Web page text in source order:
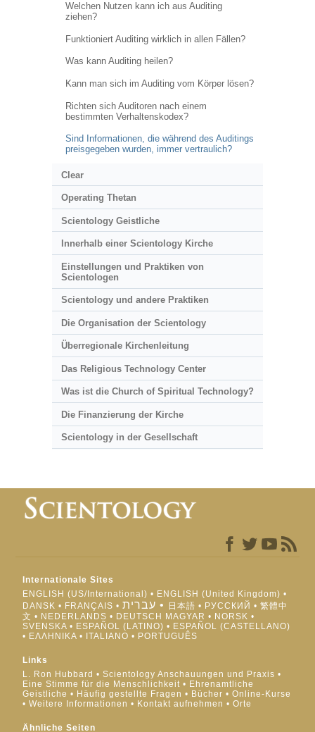
Welchen Nutzen kann ich aus Auditing
ziehen?
Funktioniert Auditing wirklich in allen Fällen?
Was kann Auditing heilen?
Kann man sich im Auditing vom Körper lösen?
Richten sich Auditoren nach einem
bestimmten Verhaltenskodex?
Sind Informationen, die während des Auditings
preisgegeben wurden, immer vertraulich?
Clear
Operating Thetan
Scientology Geistliche
Innerhalb einer Scientology Kirche
Einstellungen und Praktiken von
Scientologen
Scientology und andere Praktiken
Die Organisation der Scientology
Überregionale Kirchenleitung
Das Religious Technology Center
Was ist die Church of Spiritual Technology?
Die Finanzierung der Kirche
Scientology in der Gesellschaft
Internationale Sites
ENGLISH (US/International)
ENGLISH (United Kingdom)
DANSK
FRANÇAIS עברית 日本語 РУССКИЙ
繁體中
文
NEDERLANDS DEUTSCH MAGYAR
NORSK
SVENSKA
ESPAÑOL (LATINO)
ESPAÑOL (CASTELLANO)
ΕΛΛΗΝΙΚA
ITALIANO PORTUGUÊS
Links
L. Ron Hubbard
Scientology Anschauungen und Praxis
Eine Stimme für die Menschlichkeit
Ehrenamtliche
Geistliche
Häufig gestellte Fragen Bücher
Online-Kurse
Weitere Informationen
Kontakt aufnehmen Orte
Ähnliche Seiten